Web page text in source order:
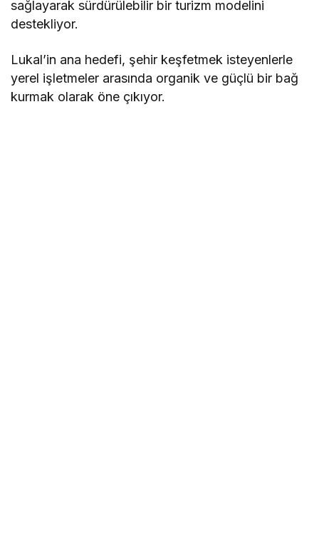
sağlayarak sürdürülebilir bir turizm modelini
destekliyor.
Lukal’in ana hedefi, şehir keşfetmek isteyenlerle
yerel işletmeler arasında organik ve güçlü bir bağ
kurmak olarak öne çıkıyor.